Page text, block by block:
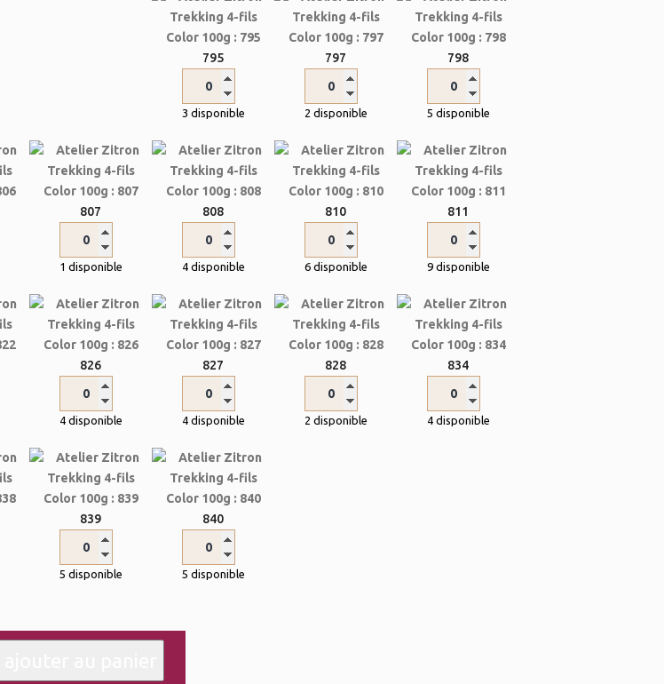
795
3 disponible
797
2 disponible
798
5 disponible
807
1 disponible
808
4 disponible
810
6 disponible
811
9 disponible
826
4 disponible
827
4 disponible
828
2 disponible
834
4 disponible
839
5 disponible
840
5 disponible